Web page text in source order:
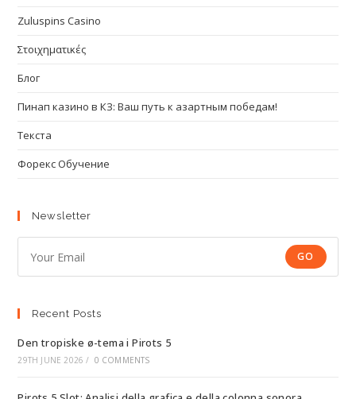
Zuluspins Casino
Στοιχηματικές
Блог
Пинап казино в КЗ: Ваш путь к азартным победам!
Текста
Форекс Обучение
Newsletter
GO
Recent Posts
Den tropiske ø-tema i Pirots 5
29TH JUNE 2026 / 0 COMMENTS